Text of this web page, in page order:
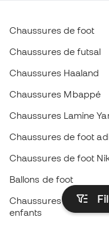
Chaussures de foot
Chaussures de futsal
Chaussures Haaland
Chaussures Mbappé
Chaussures Lamine
Chaussures de foot
Chaussures de foot
Ballons de foot
Chaussures de foot
enfants